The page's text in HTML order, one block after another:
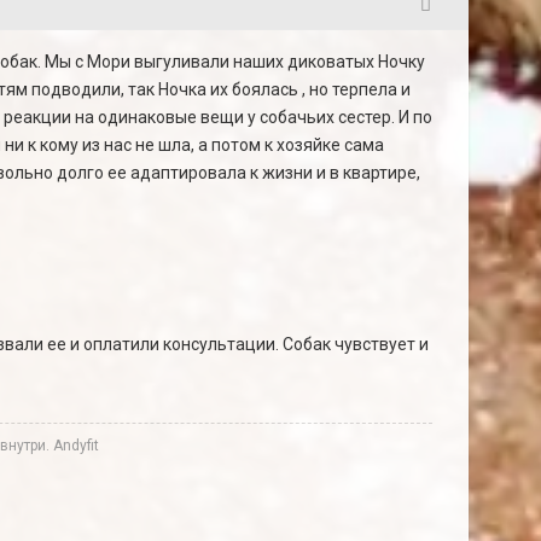
Мы с Мори выгуливали наших диковатых Ночку
подводили, так Ночка их боялась , но терпела и
на одинаковые вещи у собачьих сестер. И по
к кому из нас не шла, а потом к хозяйке сама
долго ее адаптировала к жизни и в квартире,
ее и оплатили консультации. Собак чувствует и
Andyfit